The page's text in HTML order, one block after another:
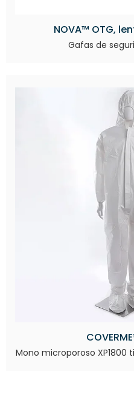
NOVA™ OTG,
Gafas de
Mono microporoso